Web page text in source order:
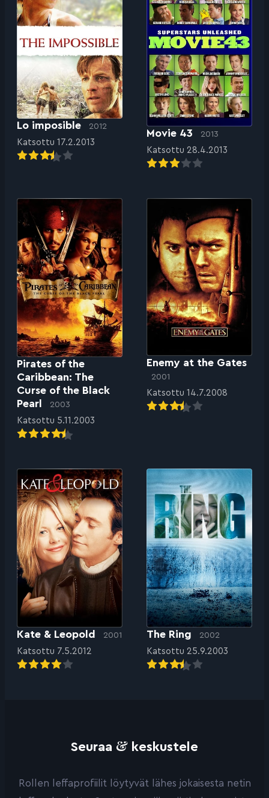
Lo imposible 2012
Katsottu 17.2.2013
Movie 43 2013
Katsottu 28.4.2013
Pirates of the
Caribbean: The
Curse of the Black
Pearl
2003
Katsottu 5.11.2003
Enemy at the Gates
2001
Katsottu 14.7.2008
Kate & Leopold 2001
Katsottu 7.5.2012
The Ring 2002
Katsottu 25.9.2003
Seuraa & keskustele
Rollen leffaprofiilit löytyvät lähes jokaisesta netin